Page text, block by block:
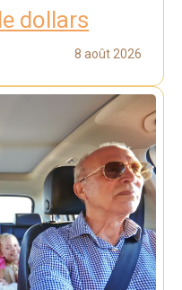
dollars
8 août 2026